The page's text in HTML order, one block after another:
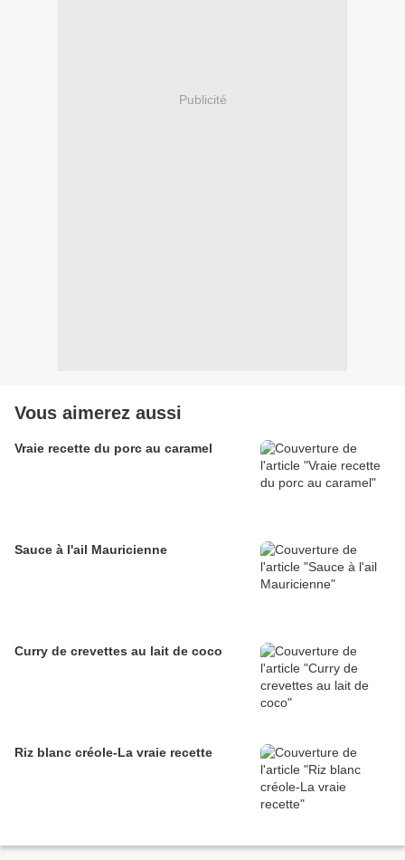
Publicité
Vous aimerez aussi
Vraie recette du porc au caramel
Sauce à l'ail Mauricienne
Curry de crevettes au lait de coco
Riz blanc créole-La vraie recette